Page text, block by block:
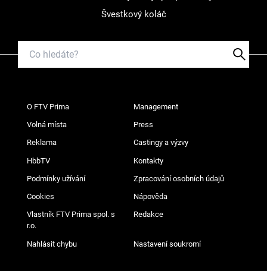
Švestkový koláč
O FTV Prima Management
Volná místa Press
Reklama Castingy a výzvy
HbbTV Kontakty
Podmínky užívání Zpracování osobních údajů
Cookies Nápověda
Vlastník FTV Prima spol. s
r.o.
Redakce
Nahlásit chybu Nastavení soukromí